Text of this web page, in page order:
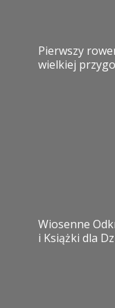
Pierwszy
wielkiej
Wiosenne
i Książki dla